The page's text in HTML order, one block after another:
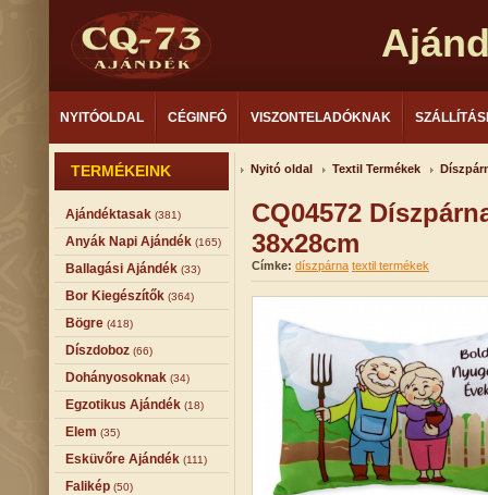
NYITÓOLDAL CÉGINFÓ VISZONTELADÓKNAK
TERMÉKEINK
Ajándéktasak (381)
Anyák Napi Ajándék (165)
Ballagási Ajándék (33)
Bor Kiegészítők (364)
Bögre (418)
Díszdoboz (66)
Dohányosoknak (34)
Egzotikus Ajándék (18)
Elem (35)
Esküvőre Ajándék (111)
Falikép (50)
Nyitó oldal Textil Termékek
CQ04572
38x28cm
Címke: díszpárna textil termékek